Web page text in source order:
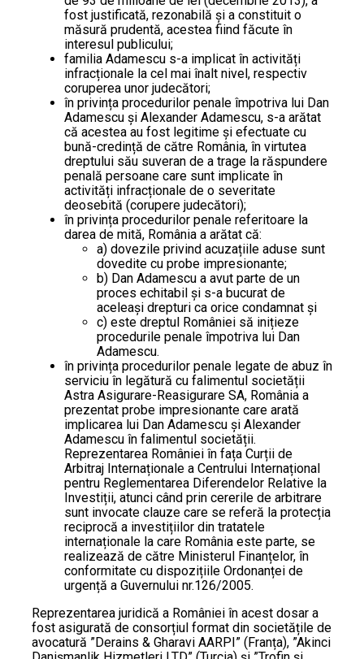
fost justificată, rezonabilă și a constituit o
măsură prudentă, acestea fiind făcute în
interesul publicului;
familia Adamescu s-a implicat în activități
infracționale la cel mai înalt nivel, respectiv
coruperea unor judecători;
în privința procedurilor penale împotriva lui Dan
Adamescu și Alexander Adamescu, s-a arătat
că acestea au fost legitime și efectuate cu
bună-credință de către România, în virtutea
dreptului său suveran de a trage la răspundere
penală persoane care sunt implicate în
activități infracționale de o severitate
deosebită (corupere judecători);
în privința procedurilor penale referitoare la
darea de mită, România a arătat că:
a) dovezile privind acuzațiile aduse sunt
dovedite cu probe impresionante;
b) Dan Adamescu a avut parte de un
proces echitabil și s-a bucurat de
aceleași drepturi ca orice condamnat și
c) este dreptul României să inițieze
procedurile penale împotriva lui Dan
Adamescu.
în privința procedurilor penale legate de abuz în
serviciu în legătură cu falimentul societății
Astra Asigurare-Reasigurare SA, România a
prezentat probe impresionante care arată
implicarea lui Dan Adamescu și Alexander
Adamescu în falimentul societății.
Reprezentarea României în fața Curții de
Arbitraj Internaționale a Centrului Internațional
pentru Reglementarea Diferendelor Relative la
Investiții, atunci când prin cererile de arbitrare
sunt invocate clauze care se referă la protecția
reciprocă a investițiilor din tratatele
internaționale la care România este parte, se
realizează de către Ministerul Finanțelor, în
conformitate cu dispozițiile Ordonanței de
urgență a Guvernului nr.126/2005.
Reprezentarea juridică a României în acest dosar a
fost asigurată de consorțiul format din societățile de
avocatură ”Derains & Gharavi AARPI” (Franța), ”Akinci